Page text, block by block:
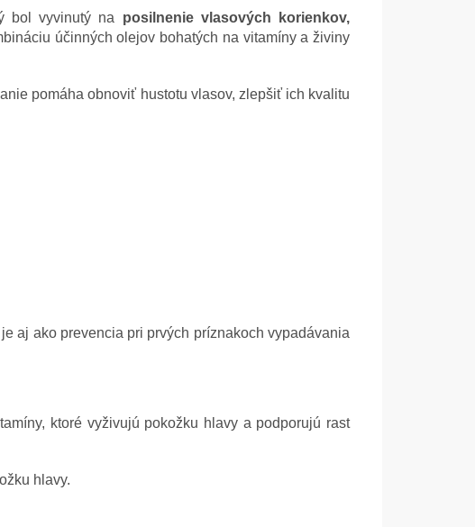
bol vyvinutý na posilnenie vlasových korienkov,
účinných olejov bohatých na vitamíny a živiny
pomáha obnoviť hustotu vlasov, zlepšiť ich kvalitu
aj ako prevencia pri prvých príznakoch vypadávania
ktoré vyživujú pokožku hlavy a podporujú rast
hlavy.